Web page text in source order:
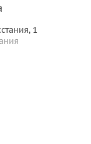
проспекта
Исаакиевской и
1